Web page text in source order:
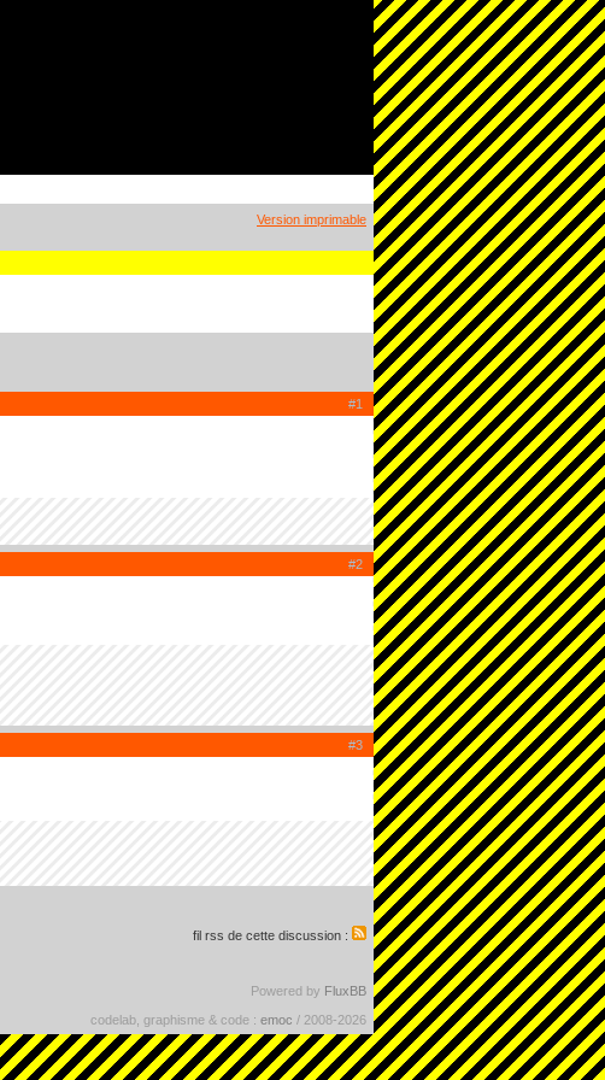
Version imprimable
#1
#2
#3
fil rss de cette discussion :
Powered by FluxBB
codelab, graphisme & code : emoc / 2008-2026